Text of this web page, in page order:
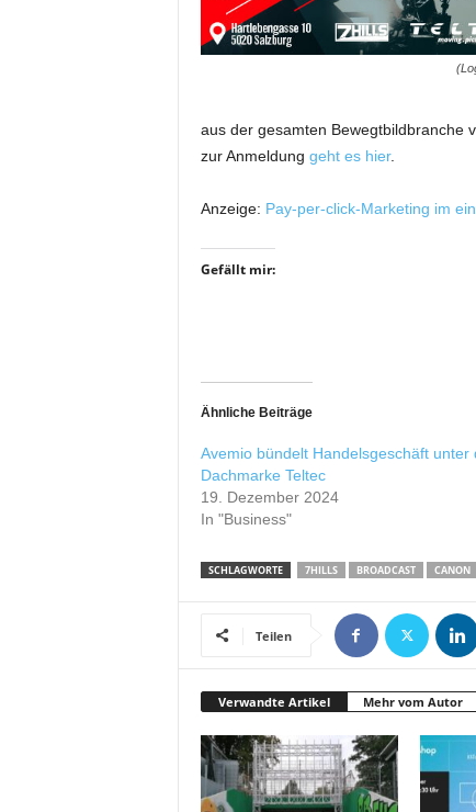
o
aus der gesamten Bewegtbildbranche
zur Anmeldung geht es hier.
Anzeige: Pay-per-click-Marketing im
Gefällt mir:
Ähnliche Beiträge
Avemio bündelt Handelsgeschäft unter
Dachmarke Teltec
19. Dezember 2024
In "Business"
SCHLAGWORTE 7HILLS BROADCAST CANON
Teilen
Verwandte Artikel Mehr vom Autor